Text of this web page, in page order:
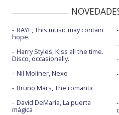
RAYE, This music may contain
hope.
Harry Styles, Kiss all the time.
Disco, occasionally.
Nil Moliner, Nexo
Bruno Mars, The romantic
David DeMaría, La puerta
mágica